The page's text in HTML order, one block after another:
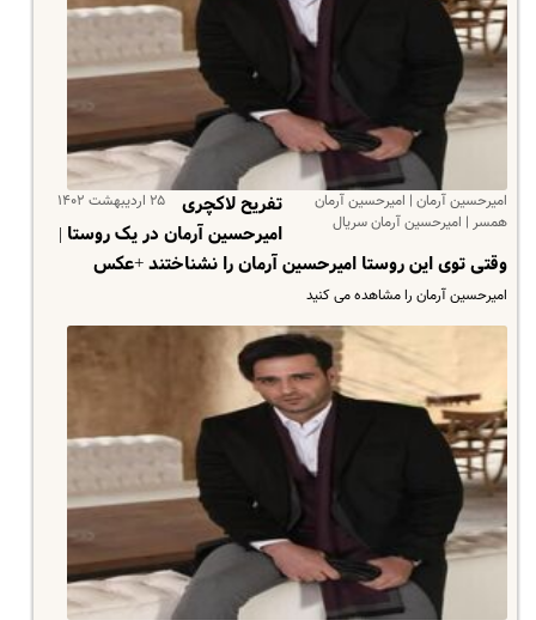
امیرحسین آرمان | امیرحسین آرمان
همسر | امیرحسین آرمان سریال
۲۵ اردیبهشت ۱۴۰۲
تفریح لاکچری
امیرحسین آرمان در یک روستا |
وقتی توی این روستا امیرحسین آرمان را نشناختند +عکس
امیرحسین آرمان را مشاهده می کنید